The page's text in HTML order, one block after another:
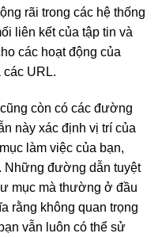
rãi trong các hệ thống
liên kết của tập tin và
các hoạt động của
các URL.
còn có các đường
này xác định vị trí của
làm việc của bạn,
Những đường dẫn tuyệt
mục mà thường ở đầu
rằng không quan trọng
vẫn luôn có thể sử